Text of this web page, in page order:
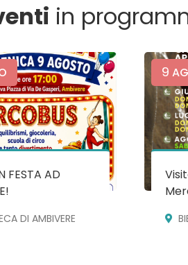
in
FESTA AD
DI AMBIVERE
9